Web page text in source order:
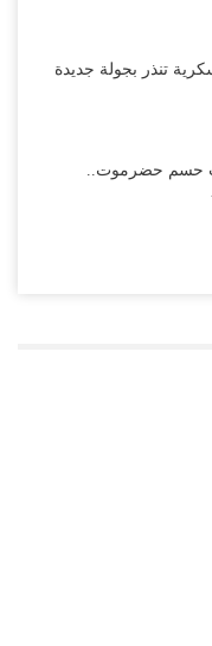
تنذر بجولة جديدة
حسم حضرموت..